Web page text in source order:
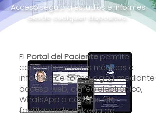
Acceso seguro a estudios e informes
desde cualquier dispositivo.
El Portal del Pacientepermite
compartir estudios médicos e
informes de forma digital mediante
acceso web, correo electrónico,
WhatsApp o códigos QR,
facilitando la entrega de